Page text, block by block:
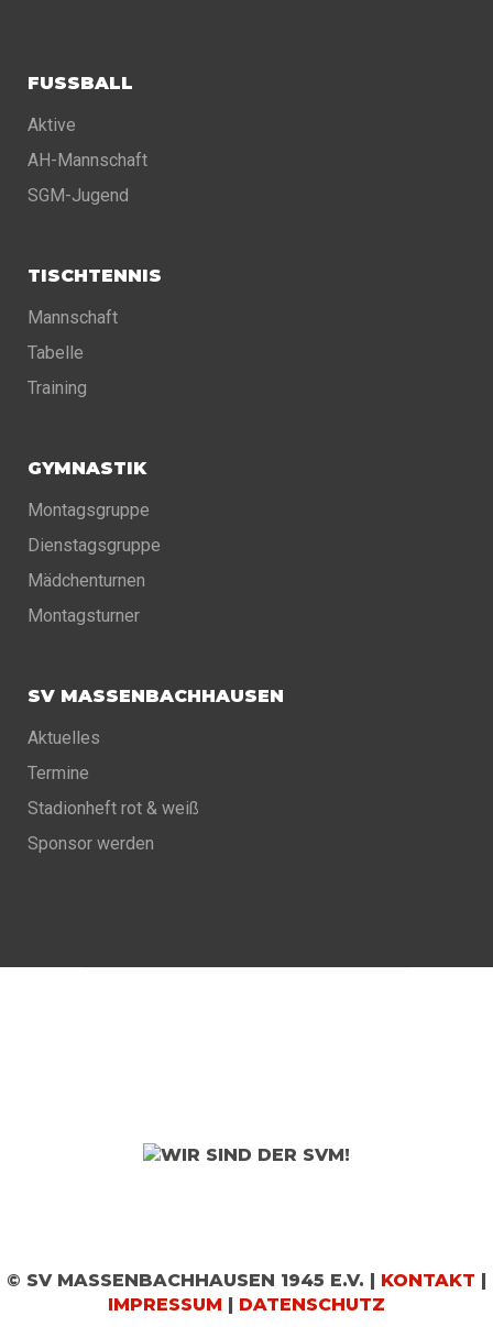
FUSSBALL
Aktive
AH-Mannschaft
SGM-Jugend
TISCHTENNIS
Mannschaft
Tabelle
Training
GYMNASTIK
Montagsgruppe
Dienstagsgruppe
Mädchenturnen
Montagsturner
SV MASSENBACHHAUSEN
Aktuelles
Termine
Stadionheft rot & weiß
Sponsor werden
© SV MASSENBACHHAUSEN 1945 E.V. | KONTAKT |
IMPRESSUM | DATENSCHUTZ